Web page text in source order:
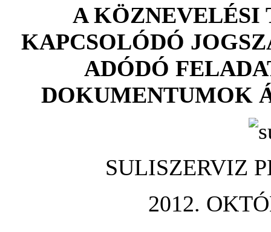
A KÖZNEVELÉSI
KAPCSOLÓDÓ
ADÓDÓ
DOKUMENTUMOK
SULISZERVIZ
2012.